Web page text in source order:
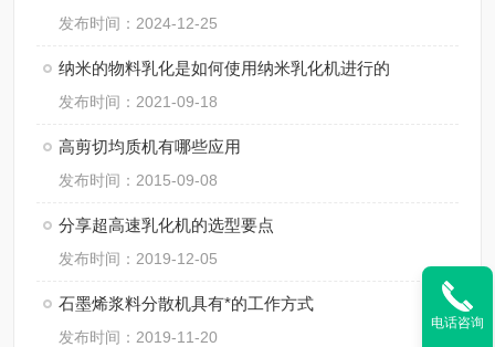
发布时间：2024-12-25
纳米的物料乳化是如何使用纳米乳化机进行的
发布时间：2021-09-18
高剪切均质机有哪些应用
发布时间：2015-09-08
分享超高速乳化机的选型要点
发布时间：2019-12-05
石墨烯浆料分散机具有*的工作方式
发布时间：2019-11-20
电话咨询